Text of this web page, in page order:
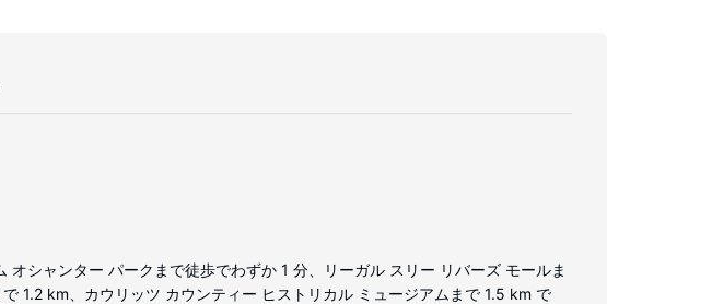
シャンター パークまで徒歩でわずか 1 分、リーガル スリー リバーズ モールま
1.2 km、カウリッツ カウンティー ヒストリカル ミュージアムまで 1.5 km で